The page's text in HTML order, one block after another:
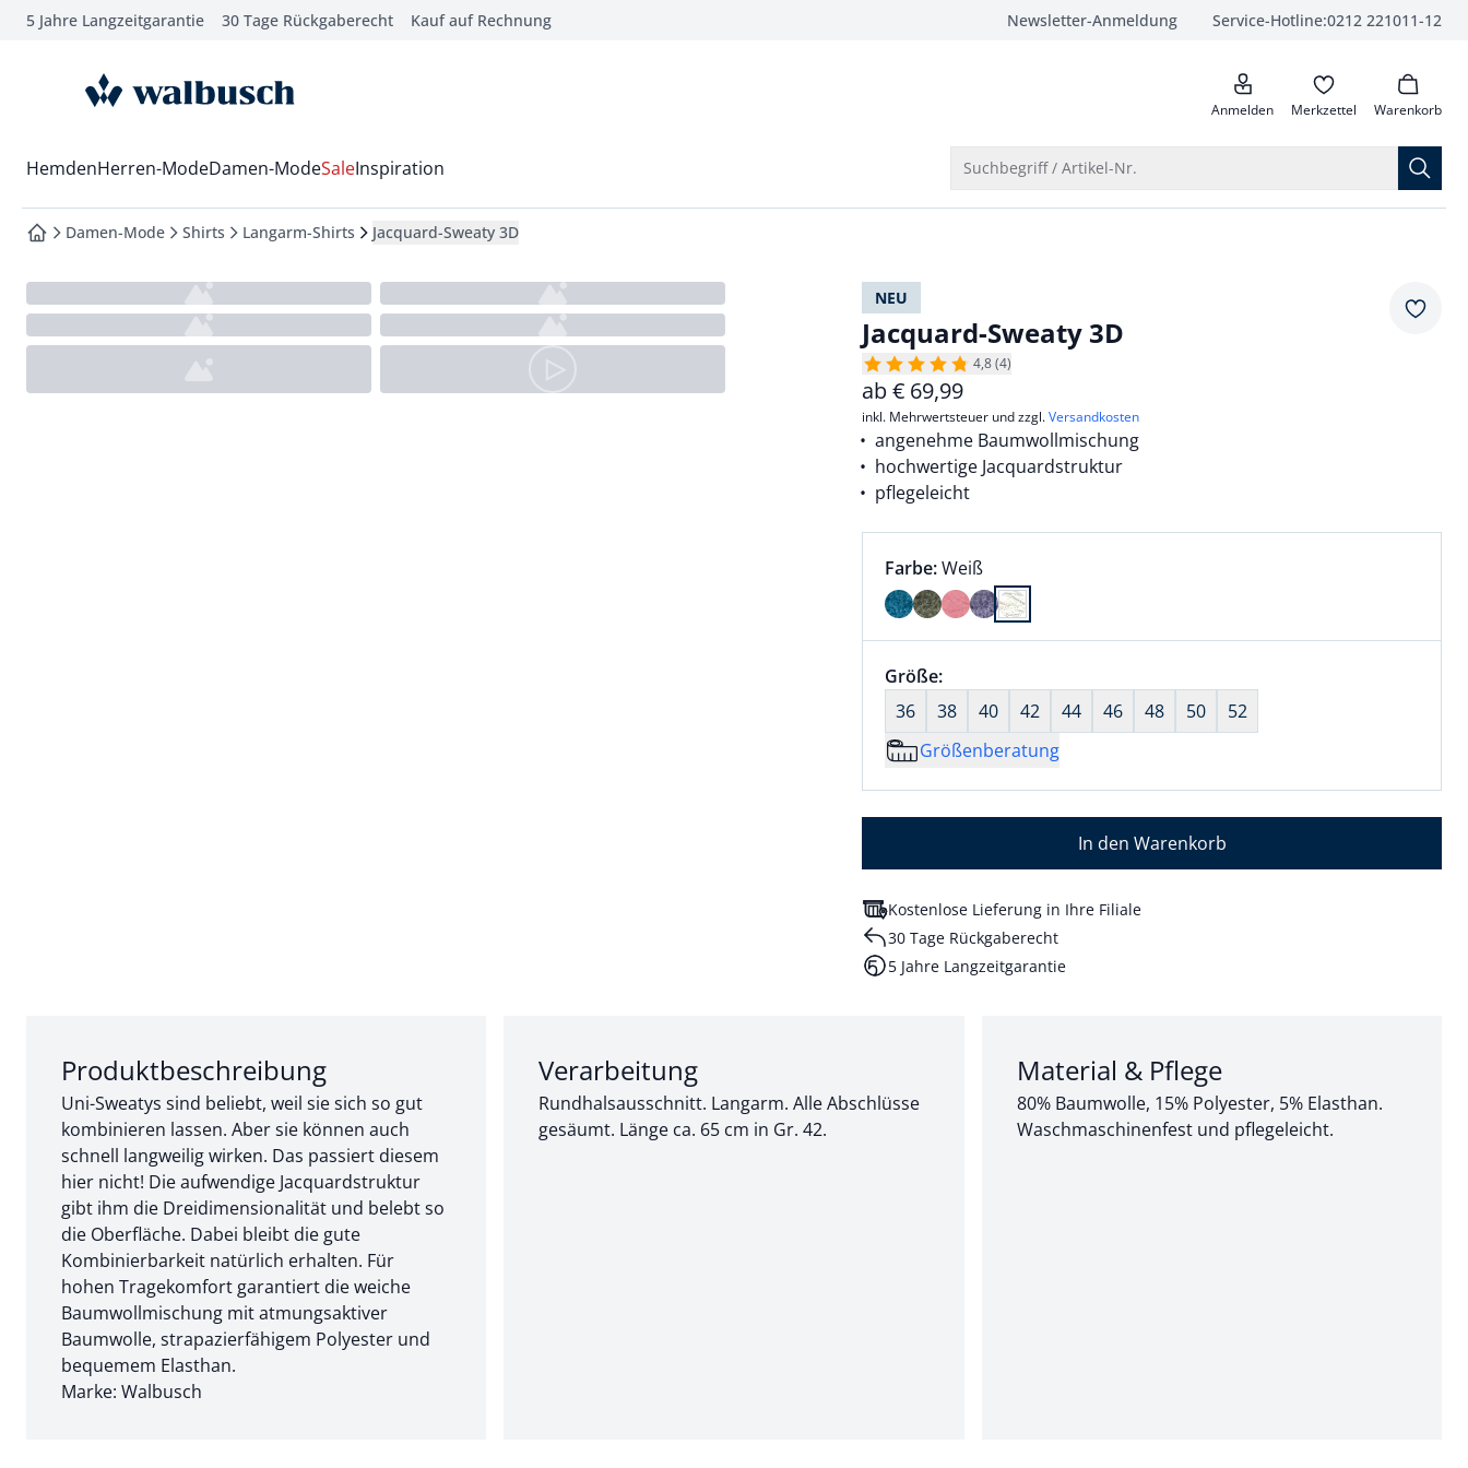
springen
springen
springen
5 Jahre Langzeitgarantie 30 Tage Rückgaberecht Kauf auf Rechnung Newsletter-Anmeldung Service-Hotline:0212 221011-12
anrufen
zur Startseite Anmelden Merkzettel Warenkorb
Wechsel in das Menü mit Pfeil-Runter Taste
HemdenHerren-ModeDamen-ModeSaleInspiration Suchbegriff / Artikel-Nr.
zur Startseite
Damen-Mode Shirts Langarm-Shirts Jacquard-Sweaty 3D
NEU
Jacquard-Sweaty 3D
4,8 (4)
ab€ 69,99
inkl. Mehrwertsteuer und zzgl.Versandkosten
angenehme Baumwollmischung
hochwertige Jacquardstruktur
pflegeleicht
Farbauswahl:
Farbe:aktuell ausgewählt:
Weiß
Farbe Weiß ausgewählt
Größenauswahl:
Größe:nichts ausgewählt
36
38 40 42 44 46 48 50
52
Größenberatung
In den Warenkorb
Kostenlose Lieferung in Ihre Filiale
30 Tage Rückgaberecht
5 Jahre Langzeitgarantie
Abschnitt 1 von 3:
Produktbeschreibung
Uni-Sweatys sind beliebt, weil sie sich so gut
kombinieren lassen. Aber sie können auch
schnell langweilig wirken. Das passiert diesem
hier nicht! Die aufwendige Jacquardstruktur
gibt ihm die Dreidimensionalität und belebt so
die Oberfläche. Dabei bleibt die gute
Kombinierbarkeit natürlich erhalten. Für
hohen Tragekomfort garantiert die weiche
Baumwollmischung mit atmungsaktiver
Baumwolle, strapazierfähigem Polyester und
bequemem Elasthan.
Marke: Walbusch
Abschnitt 2 von 3:
Verarbeitung
Rundhalsausschnitt. Langarm. Alle Abschlüsse
gesäumt. Länge ca. 65 cm in Gr. 42.
Abschnitt 3 von 3:
Material & Pflege
80% Baumwolle, 15% Polyester, 5% Elasthan.
Waschmaschinenfest und pflegeleicht.